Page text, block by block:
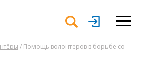
/ Помощь волонтеров в борьбе со